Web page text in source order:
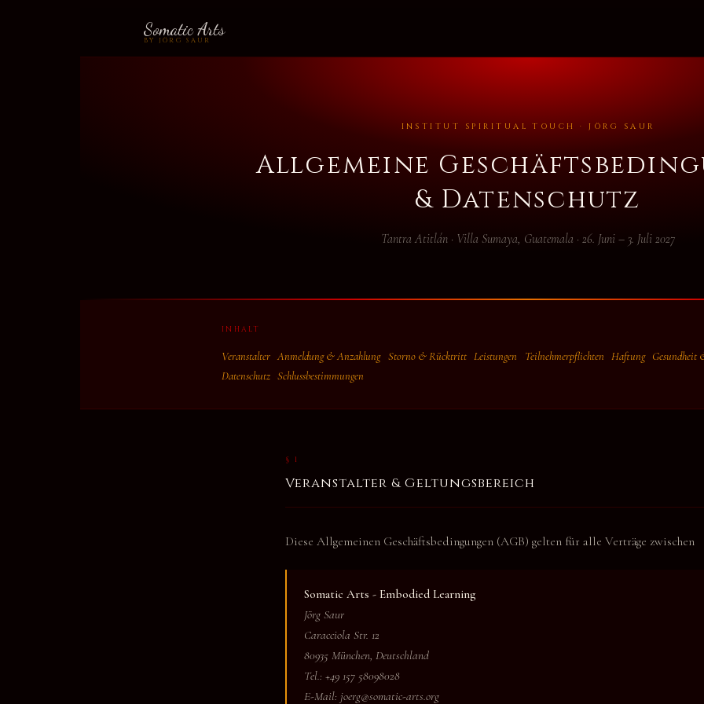
Somatic Arts
BY JÖRG SAUR
INSTITUT SPIRITUAL TOUCH · JÖRG SAUR
Allgemeine
& Datenschutz
Tantra Atitlán · Villa Sumaya, Guatemala · 26. Juni – 3. Juli 2027
INHALT
Veranstalter Anmeldung & Anzahlung Storno & Rücktritt Leistungen Teilnehmerpflichten Haftung Gesundheit
Datenschutz Schlussbestimmungen
§ 1
Veranstalter & Geltungsbereich
Diese Allgemeinen Geschäftsbedingungen (AGB) gelten für alle Verträge zwischen
Somatic Arts - Embodied Learning
Jörg Saur
Caracciola Str. 12
80935 München, Deutschland
Tel.: +49 157 58098028
E-Mail: joerg@somatic-arts.org